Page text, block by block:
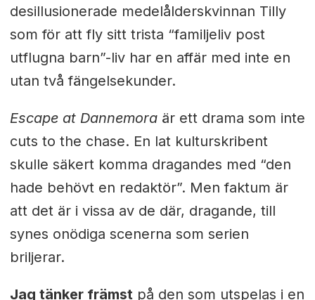
desillusionerade medelålderskvinnan Tilly
som för att fly sitt trista “familjeliv post
utflugna barn”-liv har en affär med inte en
utan två fängelsekunder.
Escape at Dannemora är ett drama som inte
cuts to the chase. En lat kulturskribent
skulle säkert komma dragandes med “den
hade behövt en redaktör”. Men faktum är
att det är i vissa av de där, dragande, till
synes onödiga scenerna som serien
briljerar.
Jag tänker främstpå den som utspelas i en